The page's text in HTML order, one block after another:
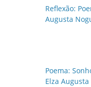
Reflexão:
Augusta
Poema:
Elza